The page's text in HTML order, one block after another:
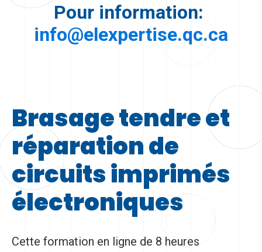
Pour information:
info@elexpertise.qc.ca
Brasage tendre et
réparation de
circuits imprimés
électroniques
Cette formation en ligne de 8 heures